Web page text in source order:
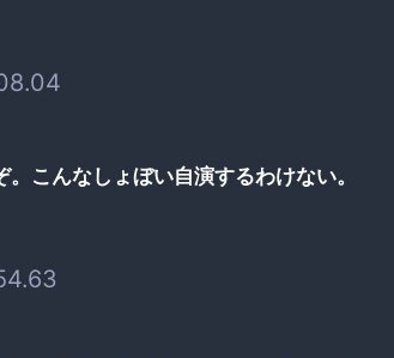
こんなしょぼい自演するわけない。